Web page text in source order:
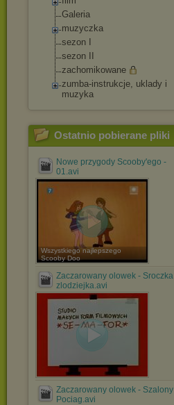
Galeria
muzyczka
sezon I
sezon II
zachomikowane
zumba-instrukcje, uklady i
muzyka
Ostatnio pobierane pliki
Nowe przygody Scooby'ego -
01.avi
Wszystkiego najlepszego
Scooby Doo
Zaczarowany olowek - Sroczka
zlodziejka.avi
Zaczarowany olowek - Szalony
Pociag.avi